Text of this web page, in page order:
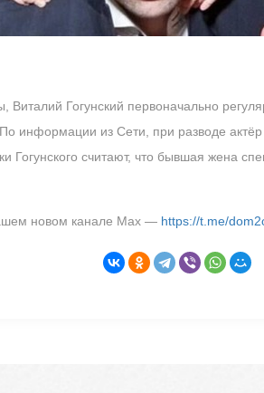
Гогунский первоначально
информации из Сети, при разводе
Гогунского считают, что бывшая жена
новом канале Max — https://t.me/